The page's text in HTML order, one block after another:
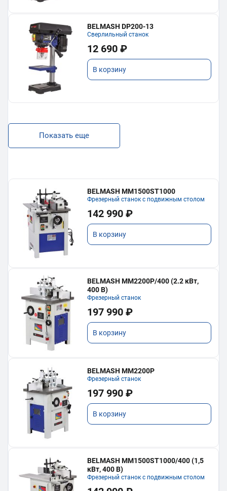
BELMASH DP200-13
Сверлильный станок
12 690 ₽
В корзину
Показать еще
BELMASH MM1500ST1000
Фрезерный станок с подвижным столом
142 990 ₽
В корзину
BELMASH MM2200P/400 (2.2 кВт,
400 В)
Фрезерный станок
197 990 ₽
В корзину
BELMASH MM2200P
Фрезерный станок
197 990 ₽
В корзину
BELMASH MM1500ST1000/400 (1,5
кВт, 400 В)
Фрезерный станок с подвижным столом